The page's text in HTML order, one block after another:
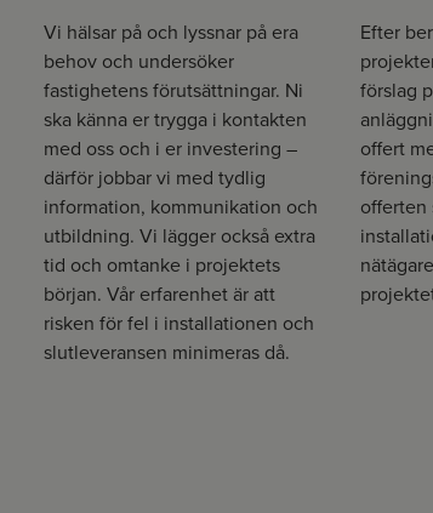
Vi hälsar på och lyssnar på era
behov och undersöker
fastighetens förutsättningar. Ni
ska känna er trygga i kontakten
med oss och i er investering –
därför jobbar vi med tydlig
information, kommunikation och
utbildning. Vi lägger också extra
tid och omtanke i projektets
början. Vår erfarenhet är att
risken för fel i installationen och
slutleveransen minimeras då.
Efter
förslag
offert
offerten